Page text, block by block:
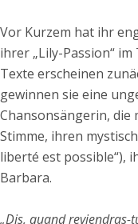
Vor Kurzem hat ihr
ihrer „Lily-Passion“
Texte erscheinen
gewinnen sie eine
Chansonsängerin, die
Stimme, ihren
liberté est possible“),
Barbara.
„Dis, quand reviendras-